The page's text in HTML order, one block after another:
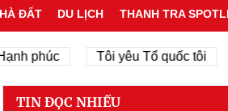
ĐẤT DU LỊCH THANH TRA
Tôi yêu Tổ quốc tôi
TIN ĐỌC NHIỀU